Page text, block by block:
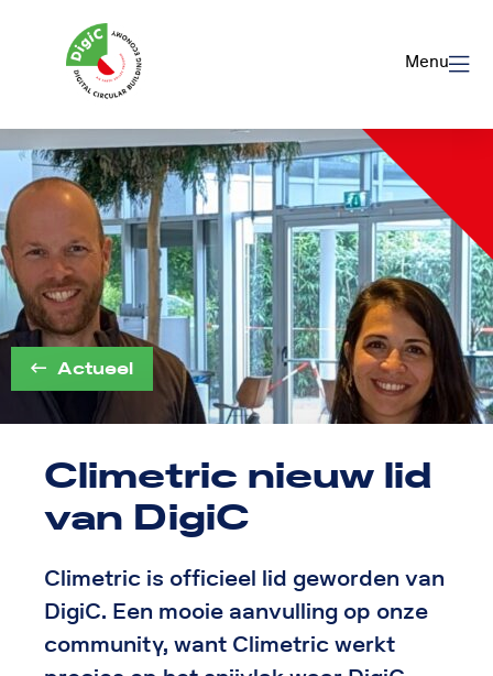
Utrecht
Menu
Actueel
Climetric nieuw lid
van DigiC
Climetric is officieel lid geworden van
DigiC. Een mooie aanvulling op onze
community, want Climetric werkt